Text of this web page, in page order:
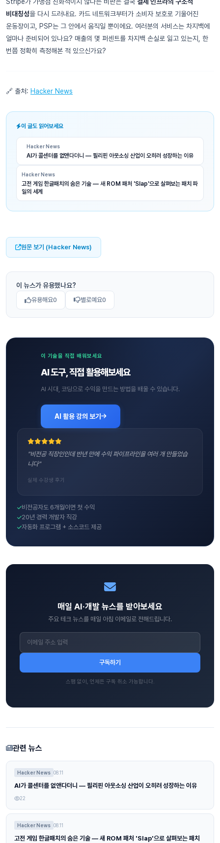
비대칭성을 다시 드러내요. 카드 네트워크부터가 소비자 보호로 기울어진
운동장이고, PSP는 그 안에서 움직일 뿐이에요. 여러분의 서비스는 차지백에
얼마나 준비되어 있나요? 매출의 몇 퍼센트를 차지백 손실로 잃고 있는지, 한
번쯤 정확히 측정해본 적 있으신가요?
🔗 출처: Hacker News
이 글도 읽어보세요
Hacker News
AI가 콜센터를 없앤다더니 — 필리핀 아웃소싱 산업이 오히려 성장하는 이유
Hacker News
고전 게임 한글패치의 숨은 기술 — 새 ROM 패처 'Slap'으로 살펴보는 패치 파
일의 세계
원문 보기 (Hacker News)
이 뉴스가 유용했나요?
유용해요0 별로예요0
이 기술을 직접 배워보세요
AI 도구, 직접 활용해보세요
AI 시대, 코딩으로 수익을 만드는 방법을 배울 수 있습니다.
AI 활용 강의 보기
"비전공 직장인인데 반년 만에 수익 파이프라인을 여러 개 만들었습
니다"
실제 수강생 후기
비전공자도 6개월이면 첫 수익
20년 경력 개발자 직강
자동화 프로그램 + 소스코드 제공
매일 AI·개발 뉴스를 받아보세요
주요 테크 뉴스를 매일 아침 이메일로 전해드립니다.
구독하기
스팸 없이, 언제든 구독 취소 가능합니다.
관련 뉴스
Hacker News 08.11
AI가 콜센터를 없앤다더니 — 필리핀 아웃소싱 산업이 오히려 성장하는 이유
22
Hacker News 08.11
고전 게임 한글패치의 숨은 기술 — 새 ROM 패처 'Slap'으로 살펴보는 패치